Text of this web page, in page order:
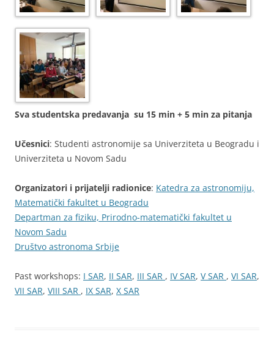
Sva studentska predavanja su 15 min + 5 min za pitanja
Učesnici: Studenti astronomije sa Univerziteta u Beogradu i
Univerziteta u Novom Sadu
Organizatori i prijatelji radionice: Katedra za astronomiju,
Matematički fakultet u Beogradu
Departman za fiziku, Prirodno-matematički fakultet u
Novom Sadu
Društvo astronoma Srbije
Past workshops: I SAR, II SAR, III SAR , IV SAR, V SAR , VI SAR,
VII SAR, VIII SAR , IX SAR, X SAR